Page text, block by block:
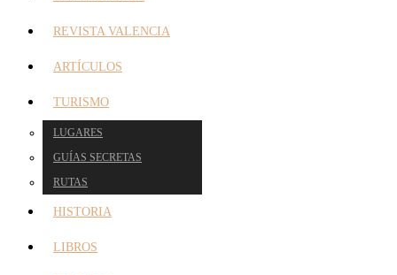
REVISTA VALENCIA
ARTÍCULOS
TURISMO
LUGARES
GUÍAS SECRETAS
RUTAS
HISTORIA
LIBROS